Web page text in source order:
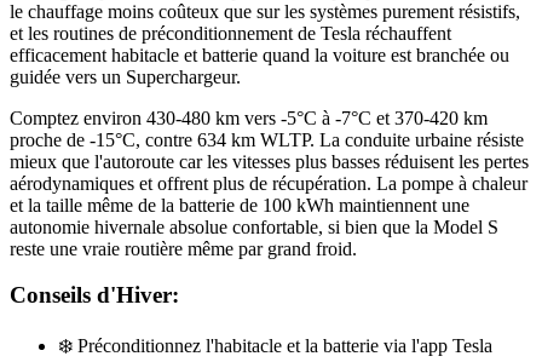
le chauffage moins coûteux que sur les systèmes purement résistifs,
et les routines de préconditionnement de Tesla réchauffent
efficacement habitacle et batterie quand la voiture est branchée ou
guidée vers un Superchargeur.
Comptez environ 430-480 km vers -5°C à -7°C et 370-420 km
proche de -15°C, contre 634 km WLTP. La conduite urbaine résiste
mieux que l'autoroute car les vitesses plus basses réduisent les pertes
aérodynamiques et offrent plus de récupération. La pompe à chaleur
et la taille même de la batterie de 100 kWh maintiennent une
autonomie hivernale absolue confortable, si bien que la Model S
reste une vraie routière même par grand froid.
Conseils d'Hiver:
❄️ Préconditionnez l'habitacle et la batterie via l'app Tesla